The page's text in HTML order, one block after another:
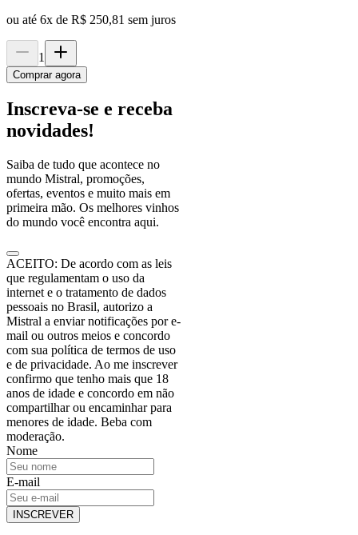
ou até 6x de R$ 250,81 sem juros
1
Comprar agora
Inscreva-se e receba
novidades!
Saiba de tudo que acontece no
mundo Mistral, promoções,
ofertas, eventos e muito mais em
primeira mão. Os melhores vinhos
do mundo você encontra aqui.
ACEITO: De acordo com as leis
que regulamentam o uso da
internet e o tratamento de dados
pessoais no Brasil, autorizo a
Mistral a enviar notificações por e-
mail ou outros meios e concordo
com sua política de termos de uso
e de privacidade. Ao me inscrever
confirmo que tenho mais que 18
anos de idade e concordo em não
compartilhar ou encaminhar para
menores de idade. Beba com
moderação.
Nome
E-mail
INSCREVER